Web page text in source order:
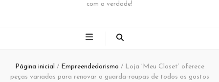
com a verdade!
Página inicial / Empreendedorismo / Loja ‘Meu Closet’ oferece
peças variadas para renovar o guarda-roupas de todos os gostos